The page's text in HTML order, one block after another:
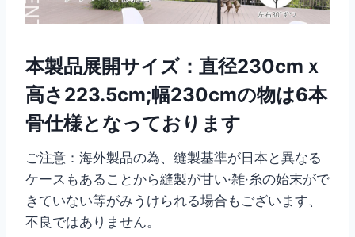
本製品展開サイズ：直径230cmｘ
高さ223.5cm;幅230cmの物は6本
骨仕様となっております
ご注意：海外製品の為、縫製基準が日本と異なる
ケースもあることから縫製が甘い·雑·糸の始末がで
きていない等がみうけられる場合もございます、
不良ではありません。